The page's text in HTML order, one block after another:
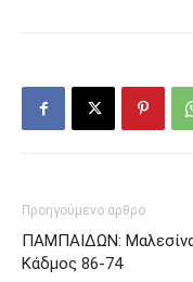
Προηγούμενο άρθρο
ΠΑΜΠΑΙΔΩΝ:
Κάδμος 86-74